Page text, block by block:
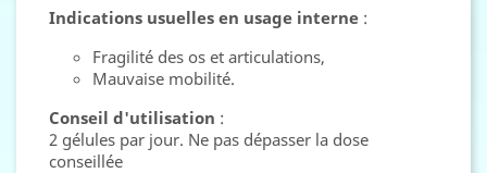
Indications usuelles en usage interne :
Fragilité des os et articulations,
Mauvaise mobilité.
Conseil d'utilisation :
2 gélules par jour. Ne pas dépasser la dose
conseillée